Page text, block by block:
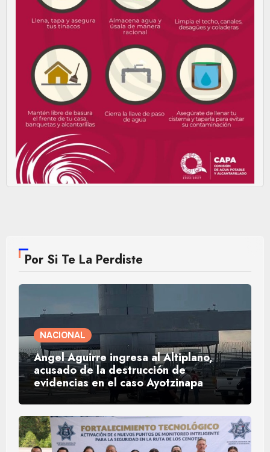
Por Si Te La Perdiste
NACIONAL
Ángel Aguirre ingresa al Altiplano,
acusado de la destrucción de
evidencias en el caso Ayotzinapa